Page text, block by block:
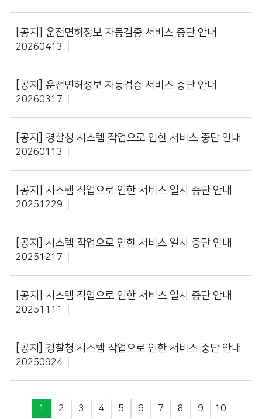
[공지] 운전면허정보 자동검증 서비스 중단 안내
20260413
[공지] 운전면허정보 자동검증 서비스 중단 안내
20260317
[공지] 경찰청 시스템 작업으로 인한 서비스 중단 안내
20260113
[공지] 시스템 작업으로 인한 서비스 일시 중단 안내
20251229
[공지] 시스템 작업으로 인한 서비스 일시 중단 안내
20251217
[공지] 시스템 작업으로 인한 서비스 일시 중단 안내
20251111
[공지] 경찰청 시스템 작업으로 인한 서비스 중단 안내
20250924
1 2 3 4 5 6 7 8 9 10